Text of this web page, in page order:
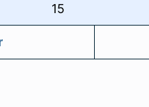
15